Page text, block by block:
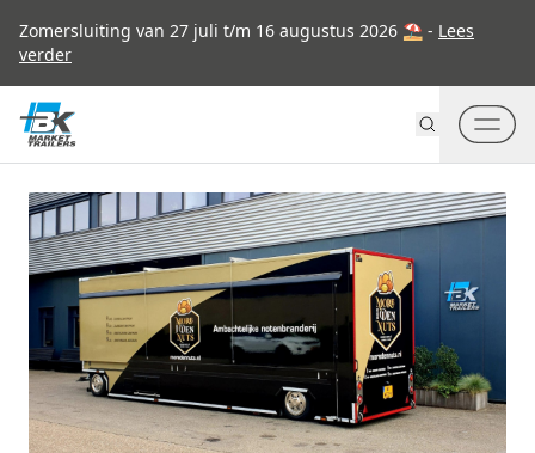
Zomersluiting van 27 juli t/m 16 augustus 2026 ⛱ - Lees
verder